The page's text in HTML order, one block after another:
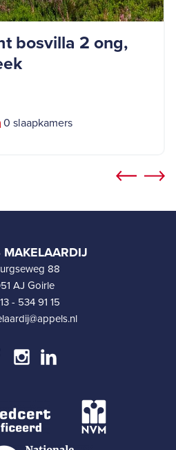
bosvilla 2 ong,
0 slaapkamers
MAKELAARDIJ
88
AJ Goirle
- 534 91 15